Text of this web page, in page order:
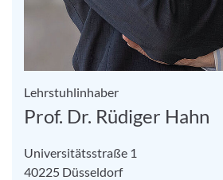
Lehrstuhlinhaber
Prof. Dr. Rüdiger Hahn
Universitätsstraße 1
40225 Düsseldorf